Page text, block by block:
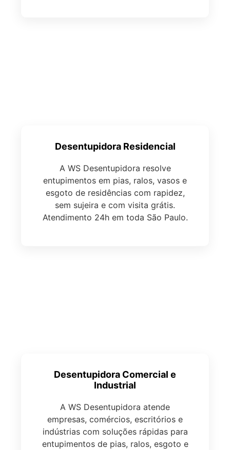
Desentupidora Residencial
A WS Desentupidora resolve
entupimentos em pias, ralos, vasos e
esgoto de residências com rapidez,
sem sujeira e com visita grátis.
Atendimento 24h em toda São Paulo.
Desentupidora Comercial e
Industrial
A WS Desentupidora atende
empresas, comércios, escritórios e
indústrias com soluções rápidas para
entupimentos de pias, ralos, esgoto e